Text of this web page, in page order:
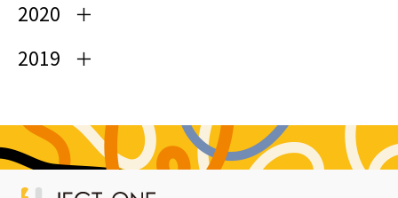
2020
2019